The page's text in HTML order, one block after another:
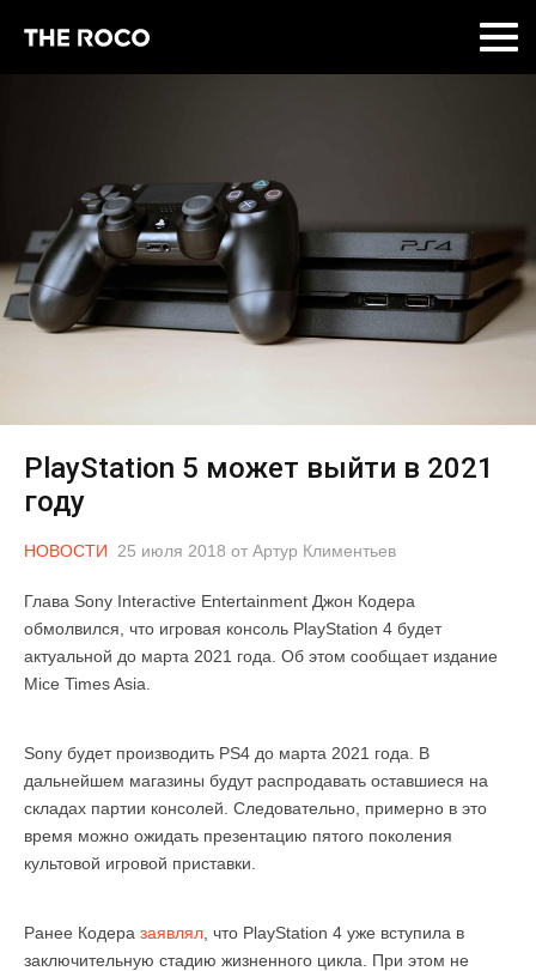
PlayStation 5 может выйти в 2021
году
НОВОСТИ 25 июля 2018 от Артур Климентьев
Глава Sony Interactive Entertainment Джон Кодера
обмолвился, что игровая консоль PlayStation 4 будет
актуальной до марта 2021 года. Об этом сообщает издание
Mice Times Asia.
Sony будет производить PS4 до марта 2021 года. В
дальнейшем магазины будут распродавать оставшиеся на
складах партии консолей. Следовательно, примерно в это
время можно ожидать презентацию пятого поколения
культовой игровой приставки.
Ранее Кодера заявлял , что PlayStation 4 уже вступила в
заключительную стадию жизненного цикла. При этом не